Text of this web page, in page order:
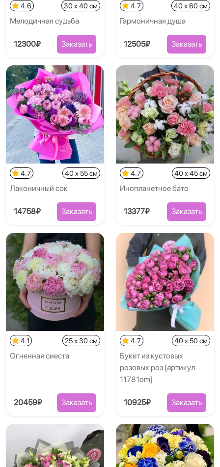
4.6 30 x 40 см
Мелодичная судьба
12300₽ Заказать
4.7 40 x 60 см
Гармоничная душа
12505₽ Заказать
4.7 40 x 55 см
Лаконичный сок
14758₽ Заказать
4.7 40 x 45 см
Инопланетное бато
13377₽ Заказать
4.1 25 x 30 см
Огненная сиеста
20459₽ Заказать
4.7 40 x 50 см
Букет из кустовых
розовых роз [артикул
11781om]
10925₽ Заказать